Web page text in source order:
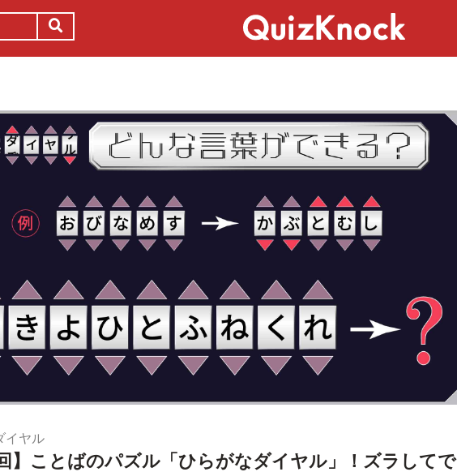
イヤル
回】ことばのパズル「ひらがなダイヤル」！ズラしてで